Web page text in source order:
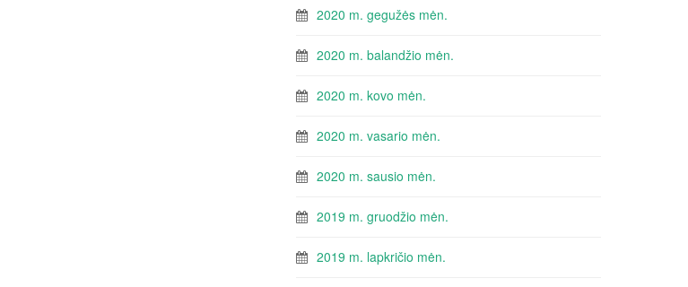
2020 m. gegužės mėn.
2020 m. balandžio mėn.
2020 m. kovo mėn.
2020 m. vasario mėn.
2020 m. sausio mėn.
2019 m. gruodžio mėn.
2019 m. lapkričio mėn.